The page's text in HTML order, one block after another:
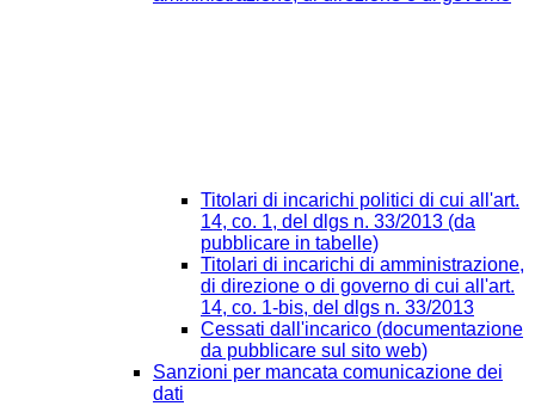
Titolari di incarichi politici di cui all'art.
14, co. 1, del dlgs n. 33/2013 (da
pubblicare in tabelle)
Titolari di incarichi di amministrazione,
di direzione o di governo di cui all'art.
14, co. 1-bis, del dlgs n. 33/2013
Cessati dall'incarico (documentazione
da pubblicare sul sito web)
Sanzioni per mancata comunicazione dei
dati